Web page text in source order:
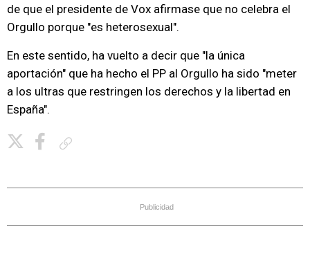
de que el presidente de Vox afirmase que no celebra el
Orgullo porque "es heterosexual".
En este sentido, ha vuelto a decir que "la única
aportación" que ha hecho el PP al Orgullo ha sido "meter
a los ultras que restringen los derechos y la libertad en
España".
Publicidad